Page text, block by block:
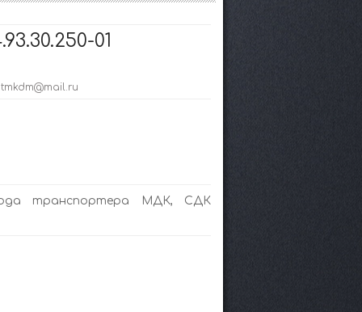
01
транспортера МДК, СДК